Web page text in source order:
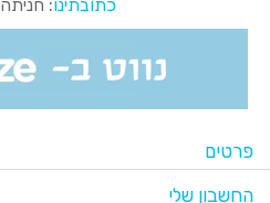
כתובתינו: חניתה 20, חיפה
פרטים
החשבון שלי